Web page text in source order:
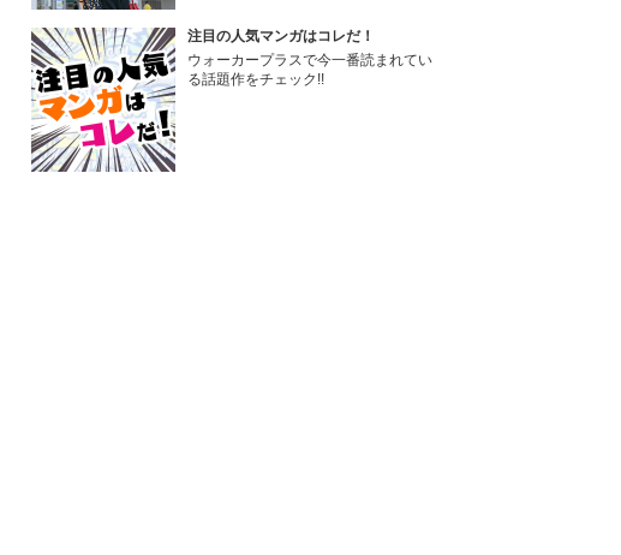
注目の人気マンガはコレだ！
ウォーカープラスで今一番読まれてい
る話題作をチェック!!